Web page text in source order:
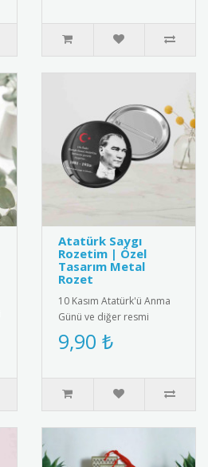
Atatürk Saygı
Rozetim | Özel
Tasarım Metal
Rozet
10 Kasım Atatürk'ü Anma
Günü ve diğer resmi
törenler için özel olarak
tasarlanmış metal saygı
9,90 ₺